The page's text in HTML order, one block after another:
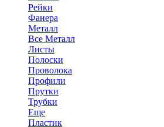
Рейки
Фанера
Металл
Все Металл
Листы
Полоски
Проволока
Профили
Прутки
Трубки
Еще
Пластик